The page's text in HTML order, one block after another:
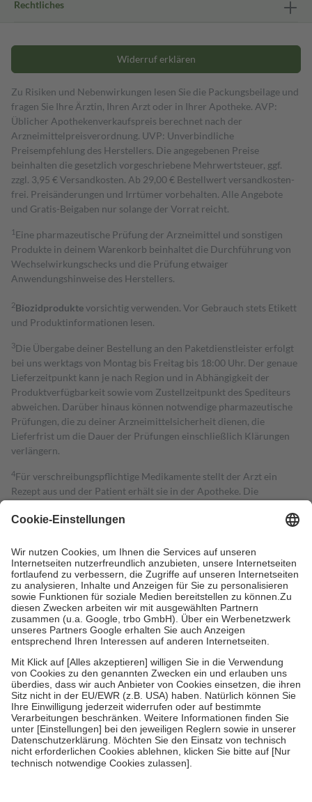
Rechtliches
Widerruf erklären
Zu Risiken und Nebenwirkungen lesen Sie die Packungsbeilage und
fragen Sie Ihre Ärztin, Ihren Arzt oder in Ihrer Apotheke. AVP:
Üblicher Apothekenverkaufspreis berechnet nach der
Arzneimittelpreisverordnung. UVP: Unverbindliche
Preisempfehlung des Herstellers. Die angegebenen Preise
beinhalten die gesetzlich vorgeschriebene Mehrwertsteuer, ggf.
zzgl. 3,95 € Versandkosten. Ab 29,00 € Bestell­wert versand­kosten­
frei. Preisänderungen und Irrtümer vorbehalten. Alle Angebote
und Gratis-Beigaben nur solange der Vorrat reicht.
1 Eine pharmazeutische Prüfung der Arzneimittel und sonstigen
Produkte in deinem Warenkorb beinhaltet die Durchführung von
Wechselwirkungschecks und die Prüfung etwaiger
Anwendungshinweise des Herstellers.
2Biozidproduktevorsichtig verwenden. Vor Gebrauch stets Etikett
und Produktinformationen lesen.
3Die Übergabe deiner Bestellung an den Paketdienstleister erfolgt
bei uns werktags von Montag bis Freitag bis 18:00 Uhr. Der genaue
Lieferzeitpunkt kann je nach Region und in Abhängigkeit der
Produktverfügbarkeit sowie vom Zustellzeitpunkt des Spediteurs
abweichen. Darüber hinaus können notwendige pharmazeutische
Prüfungen, die zu deiner Arzneimittelsicherheit dienen, die
Lieferfrist um die Dauer der Prüfungen einschließlich Klärungen
verlängern.
4Für verschreibungspflichtige Medikamente stellt der Arzt ein
Rezept aus und der Patient erhält sie in der Apotheke. Die
Kosten dafür, der Versicherte trägt einen Teil davon als Zuzahlung
Grundsätzlich leisten Mitglieder Zuzahlungen in Höhe von zehn
Prozent des Abgabepreises,mindestensjedochfünf Euround
höchstens zehn Euro.Es sind jedoch nie mehr als die tatsächlichen
Kosten der Leistung zu entrichten.
Diese Regeln gelten grundsätzlich auch für Online-Apotheken.
Bei Heilmitteln und häuslicher Krankenpflege beträgt die
Zuzahlung zehn Prozent der Kosten sowie zehn Euro je
Um das Engagement der Versicherten für ihre eigene Gesundheit zu
stärken und die besondere Stellung der Familie zu unterstützen,
fallenkeine Zuzahlungen an bei:
• Kindern und Jugendlichen bis zum vollendeten 18. Lebensjahr
mit Ausnahme der Fahrkosten
• Untersuchungen zur Vorsorge und Früherkennung, die von der
GKV getragen werden
• empfohlenen Schutzimpfungen